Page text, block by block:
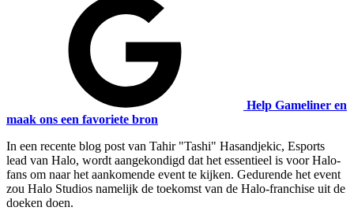
Help Gameliner en
maak ons een favoriete bron
In een recente blog post van Tahir "Tashi" Hasandjekic, Esports
lead van Halo, wordt aangekondigd dat het essentieel is voor Halo-
fans om naar het aankomende event te kijken. Gedurende het event
zou Halo Studios namelijk de toekomst van de Halo-franchise uit de
doeken doen.